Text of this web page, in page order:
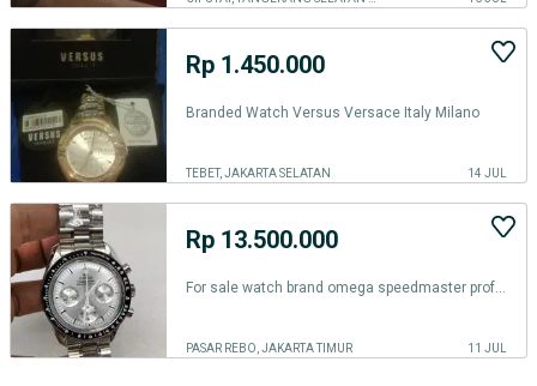
Rp 1.450.000
Branded Watch Versus Versace Italy Milano
TEBET, JAKARTA SELATAN 14 JUL
Rp 13.500.000
PASAR REBO, JAKARTA TIMUR 11 JUL